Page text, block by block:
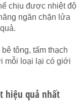
chịu được nhiệt độ
ngăn chặn lửa
tông, tấm thạch
mỗi loại lại có giới
hiệu quả nhất